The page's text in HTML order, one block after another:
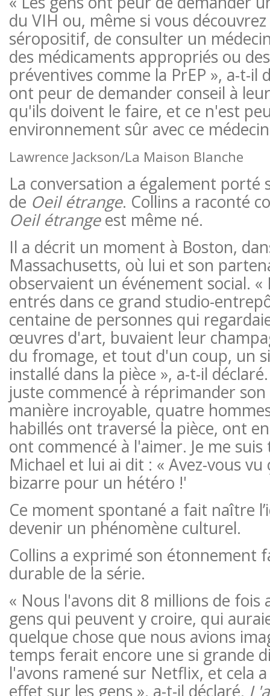
du VIH ou, même si vous
séropositif, de consulter un
des médicaments appropriés ou
préventives comme la PrEP », a-t-il
ont peur de demander conseil à
qu'ils doivent le faire, et ce n'est
environnement sûr avec ce
Lawrence Jackson/La Maison Blanche
La conversation a également porté
de Oeil étrange. Collins a raconté
Oeil étrangeest même né.
Il a décrit un moment à Boston,
Massachusetts, où lui et son
observaient un événement social. «
entrés dans ce grand studio-
centaine de personnes qui
œuvres d'art, buvaient leur
du fromage, et tout d'un coup, un
installé dans la pièce », a-t-il
juste commencé à réprimander
manière incroyable, quatre
habillés ont traversé la pièce, ont
ont commencé à l'aimer. Je me
Michael et lui ai dit : « Avez-vous
bizarre pour un hétéro !'
Ce moment spontané a fait naître
devenir un phénomène culturel.
Collins a exprimé son étonnement
durable de la série.
« Nous l'avons dit 8 millions de fois
gens qui peuvent y croire, qui
quelque chose que nous avions
temps ferait encore une si grande
l'avons ramené sur Netflix, et cela
effet sur les gens », a-t-il déclaré.